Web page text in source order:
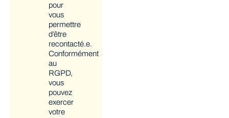
pour
vous
permettre
d’être
recontacté.e.
Conformément
au
RGPD,
vous
pouvez
exercer
votre